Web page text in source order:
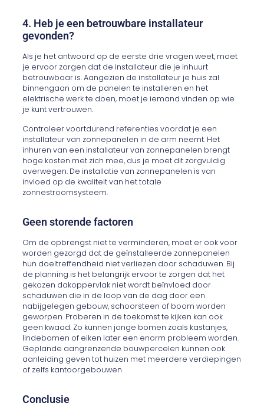
4. Heb je een betrouwbare installateur
gevonden?
Als je het antwoord op de eerste drie vragen weet, moet
je ervoor zorgen dat de installateur die je inhuurt
betrouwbaar is. Aangezien de installateur je huis zal
binnengaan om de panelen te installeren en het
elektrische werk te doen, moet je iemand vinden op wie
je kunt vertrouwen.
Controleer voortdurend referenties voordat je een
installateur van zonnepanelen in de arm neemt. Het
inhuren van een installateur van zonnepanelen brengt
hoge kosten met zich mee, dus je moet dit zorgvuldig
overwegen. De installatie van zonnepanelen is van
invloed op de kwaliteit van het totale
zonnestroomsysteem.
Geen storende factoren
Om de opbrengst niet te verminderen, moet er ook voor
worden gezorgd dat de geïnstalleerde zonnepanelen
hun doeltreffendheid niet verliezen door schaduwen. Bij
de planning is het belangrijk ervoor te zorgen dat het
gekozen dakoppervlak niet wordt beïnvloed door
schaduwen die in de loop van de dag door een
nabijgelegen gebouw, schoorsteen of boom worden
geworpen. Proberen in de toekomst te kijken kan ook
geen kwaad. Zo kunnen jonge bomen zoals kastanjes,
lindebomen of eiken later een enorm probleem worden.
Geplande aangrenzende bouwpercelen kunnen ook
aanleiding geven tot huizen met meerdere verdiepingen
of zelfs kantoorgebouwen.
Conclusie